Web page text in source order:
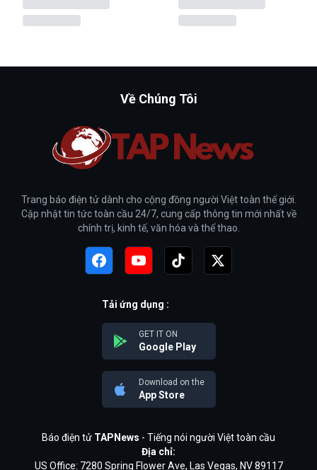
Về Chúng Tôi
Trang báo điện tử dành cho cộng đồng người Việt toàn thế giới.
Cập nhật tin tức toàn cầu 24/7, cung cấp thông tin mới nhất về
chính trị, kinh tế, văn hóa và thể thao.
Tải ứng dụng :
GET IT ON
Google Play
Download on the
App Store
Báo điện tử TAPNews - Tiếng nói người Việt toàn cầu
Địa chỉ:
US Office: 7280 Spring Flower Ave, Las Vegas, NV 89117